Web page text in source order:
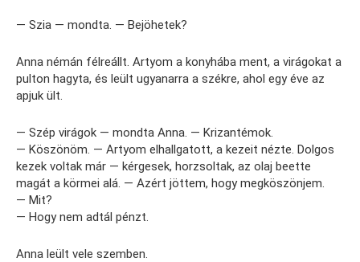
— Szia — mondta. — Bejöhetek?
Anna némán félreállt. Artyom a konyhába ment, a virágokat a
pulton hagyta, és leült ugyanarra a székre, ahol egy éve az
apjuk ült.
— Szép virágok — mondta Anna. — Krizantémok.
— Köszönöm. — Artyom elhallgatott, a kezeit nézte. Dolgos
kezek voltak már — kérgesek, horzsoltak, az olaj beette
magát a körmei alá. — Azért jöttem, hogy megköszönjem.
— Mit?
— Hogy nem adtál pénzt.
Anna leült vele szemben.